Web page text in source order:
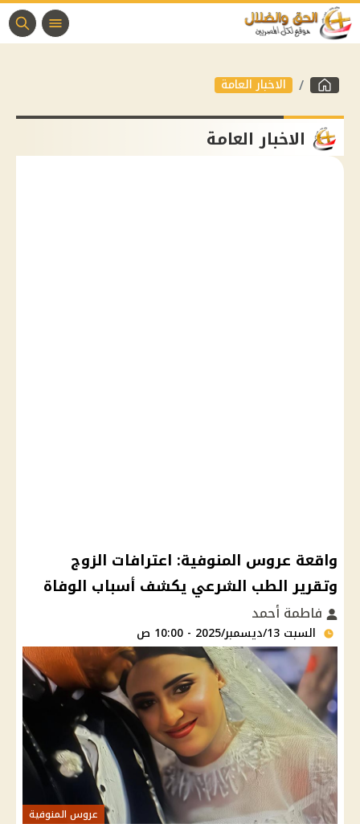
الاخبار العامة
الاخبار العامة
واقعة عروس المنوفية: اعترافات الزوج
وتقرير الطب الشرعي يكشف أسباب الوفاة
فاطمة أحمد
السبت 13/ديسمبر/2025 - 10:00 ص
عروس المنوفية